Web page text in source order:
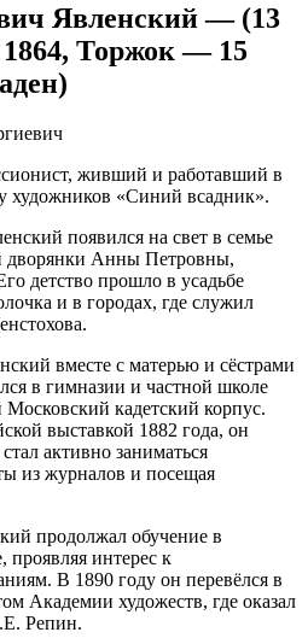
Явленский — (13
Торжок — 15
живший и работавший в
художников «Синий всадник».
появился на свет в семье
дворянки Анны Петровны,
детство прошло в усадьбе
и в городах, где служил
вместе с матерью и сёстрами
в гимназии и частной школе
кадетский корпус.
выставкой 1882 года, он
активно заниматься
из журналов и посещая
продолжал обучение в
интерес к
В 1890 году он перевёлся в
Академии художеств, где оказал
Репин.